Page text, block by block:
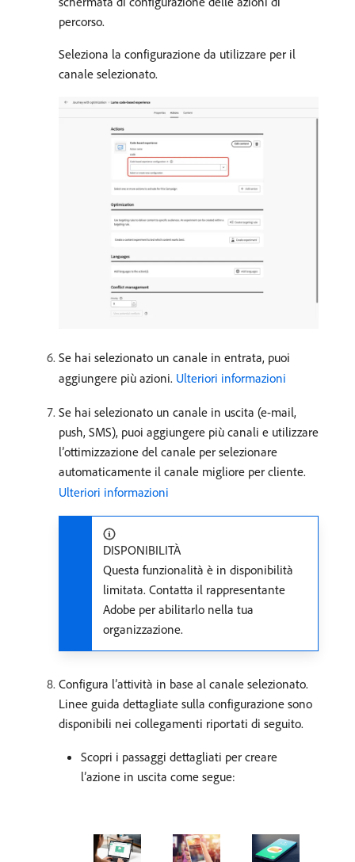
percorso.
Seleziona la configurazione da utilizzare per il
canale selezionato.
Se hai selezionato un canale in entrata, puoi
aggiungere più azioni. Ulteriori informazioni
Se hai selezionato un canale in uscita (e-mail,
push, SMS), puoi aggiungere più canali e utilizzare
l’ottimizzazione del canale per selezionare
automaticamente il canale migliore per cliente.
Ulteriori informazioni
DISPONIBILITÀ
Questa funzionalità è in disponibilità
limitata. Contatta il rappresentante
Adobe per abilitarlo nella tua
organizzazione.
Configura l’attività in base al canale selezionato.
Linee guida dettagliate sulla configurazione sono
disponibili nei collegamenti riportati di seguito.
Scopri i passaggi dettagliati per creare
l’azione in uscita come segue: